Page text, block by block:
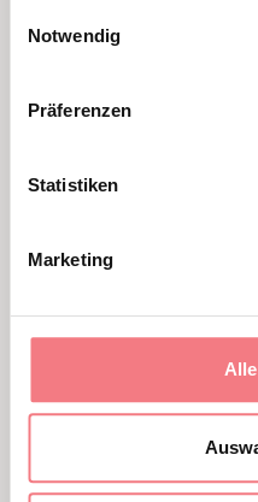
Notwendig
Präferenzen
Statistiken
Marketing
VERWANDTER
SIE KÖNNEN